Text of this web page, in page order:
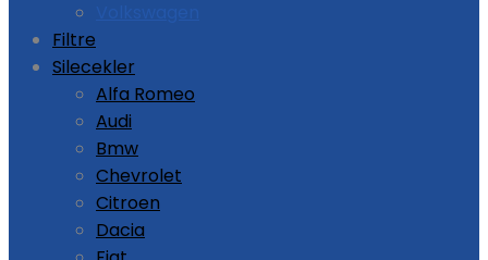
Filtre
Silecekler
Alfa Romeo
Audi
Bmw
Chevrolet
Citroen
Dacia